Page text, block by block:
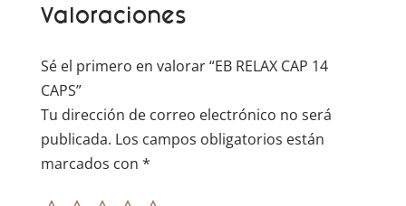
e
Valoraciones
Sé el primero en valorar “EB RELAX CAP 14
CAPS”
Tu dirección de correo electrónico no será
publicada. Los campos obligatorios están
marcados con *